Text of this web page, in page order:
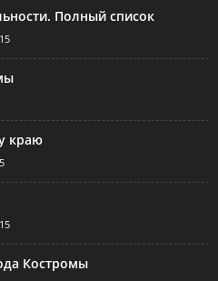
Полный список
краю
Костромы